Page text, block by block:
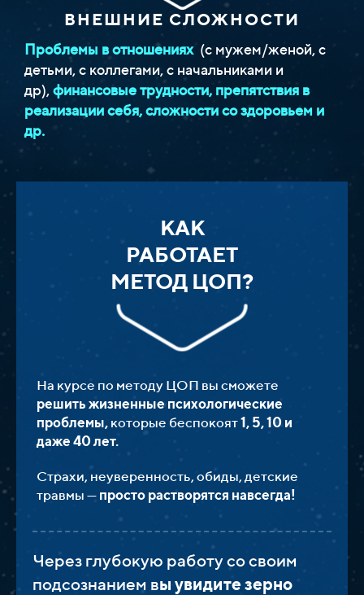
ВНЕШНИЕ СЛОЖНОСТИ
Проблемы в отношениях (с мужем/женой, с
детьми, с коллегами, с начальниками и
др),финансовые трудности, препятствия в
реализации себя, сложности со здоровьем и
др.
КАК
РАБОТАЕТ
МЕТОД ЦОП?
На курсе по методу ЦОП вы сможете
решить жизненные психологические
проблемы, которые беспокоят1, 5, 10 и
даже 40 лет.
Страхи, неуверенность, обиды, детские
травмы — просто растворятся навсегда!
Через глубокую работу со своим
подсознанием вы увидите зерно